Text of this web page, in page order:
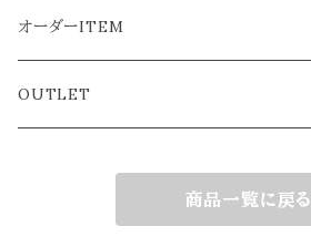
おとな
ぬいぐるみ本体
ようふく
オーダーITEM
OUTLET
商品一覧に戻る